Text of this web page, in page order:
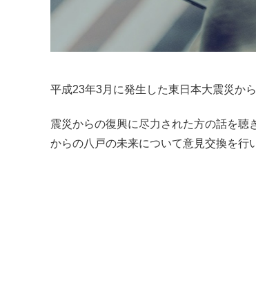
平成23年3月に発生した東日本大震災か
震災からの復興に尽力された方の話を
からの八戸の未来について意見交換を行